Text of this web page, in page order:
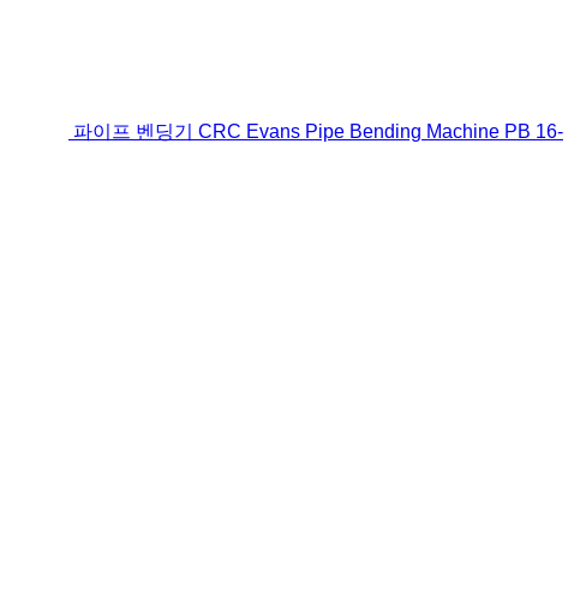
파이프 벤딩기 CRC Evans Pipe Bending Machine PB 16-